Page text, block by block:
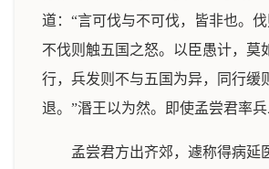
道：“言可伐与不可伐，皆非也。伐
不伐则触五国之怒。以臣愚计，莫
行，兵发则不与五国为异，同行缓
退。”湣王以为然。即使孟尝君率兵
孟尝君方出齐郊，遽称得病延